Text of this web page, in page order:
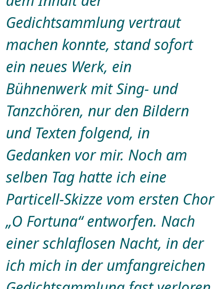
Gedichtsammlung vertraut
machen konnte, stand sofort
ein neues Werk, ein
Bühnenwerk mit Sing- und
Tanzchören, nur den Bildern
und Texten folgend, in
Gedanken vor mir. Noch am
selben Tag hatte ich eine
Particell-Skizze vom ersten Chor
„O Fortuna“ entworfen. Nach
einer schlaflosen Nacht, in der
ich mich in der umfangreichen